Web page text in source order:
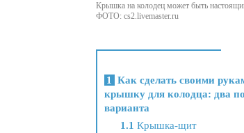
Крышка на колодец может быть
ФОТО: cs2.livemaster.ru
1
Как сделать своими
крышку для колодца: два
варианта
1.1 Крышка-щит